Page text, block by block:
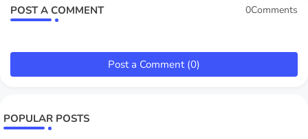
POST A COMMENT 0Comments
Post a Comment (0)
POPULAR POSTS